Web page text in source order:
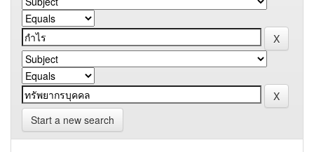
Start a new search